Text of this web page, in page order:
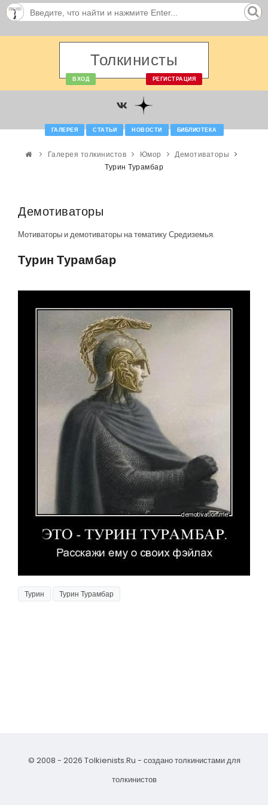
Толкинисты
ВХОД РЕГИСТРАЦИЯ
ГАЛЕРЕЯ СТАТЬИ НОВОСТИ БИБЛИОТЕКА
Галерея толкинистов Юмор
Демотиваторы
Турин Турамбар
Демотиваторы
Мотиваторы и демотиваторы на тематику Средиземья.
Турин Турамбар
Турин Турин Турамбар
© 2008 - 2026 Tolkienists.Ru - создано толкинистами для
толкинистов